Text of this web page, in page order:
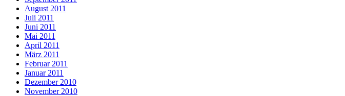
August 2011
Juli 2011
Juni 2011
Mai 2011
April 2011
März 2011
Februar 2011
Januar 2011
Dezember 2010
November 2010